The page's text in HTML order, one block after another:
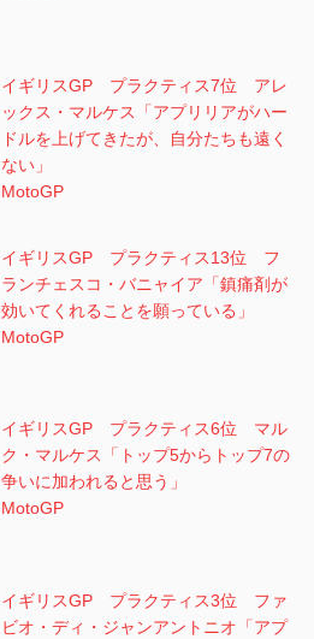
イギリスGP プラクティス7位 アレ
ックス・マルケス「アプリリアがハー
ドルを上げてきたが、自分たちも遠く
ない」
MotoGP
イギリスGP プラクティス13位 フ
ランチェスコ・バニャイア「鎮痛剤が
効いてくれることを願っている」
MotoGP
イギリスGP プラクティス6位 マル
ク・マルケス「トップ5からトップ7の
争いに加われると思う」
MotoGP
イギリスGP プラクティス3位 ファ
ビオ・ディ・ジャンアントニオ「アプ